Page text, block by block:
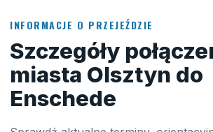
INFORMACJE O PRZEJEŹDZIE
Szczegóły
miasta Olsztyn do
Enschede